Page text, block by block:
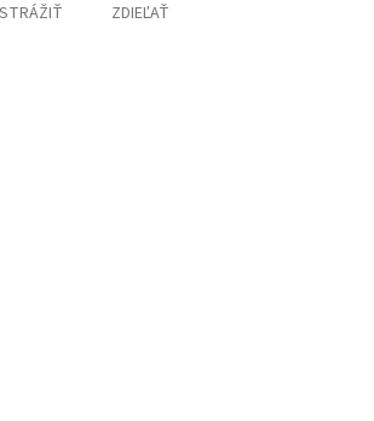
STRÁŽIŤ ZDIEĽAŤ